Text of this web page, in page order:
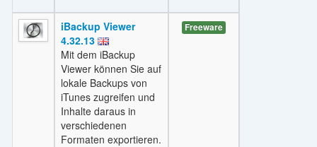
iBackup Viewer
4.32.13
Mit dem iBackup
Viewer können Sie auf
lokale Backups von
iTunes zugreifen und
Inhalte daraus in
verschiedenen
Formaten exportieren.
Freeware